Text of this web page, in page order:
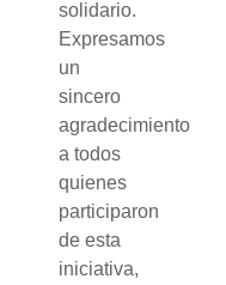
solidario.
Expresamos
un
sincero
agradecimiento
a todos
quienes
participaron
de esta
iniciativa,